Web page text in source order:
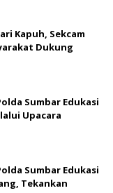
Kapuh, Sekcam
Dukung
Sumbar Edukasi
Upacara
Sumbar Edukasi
Tekankan